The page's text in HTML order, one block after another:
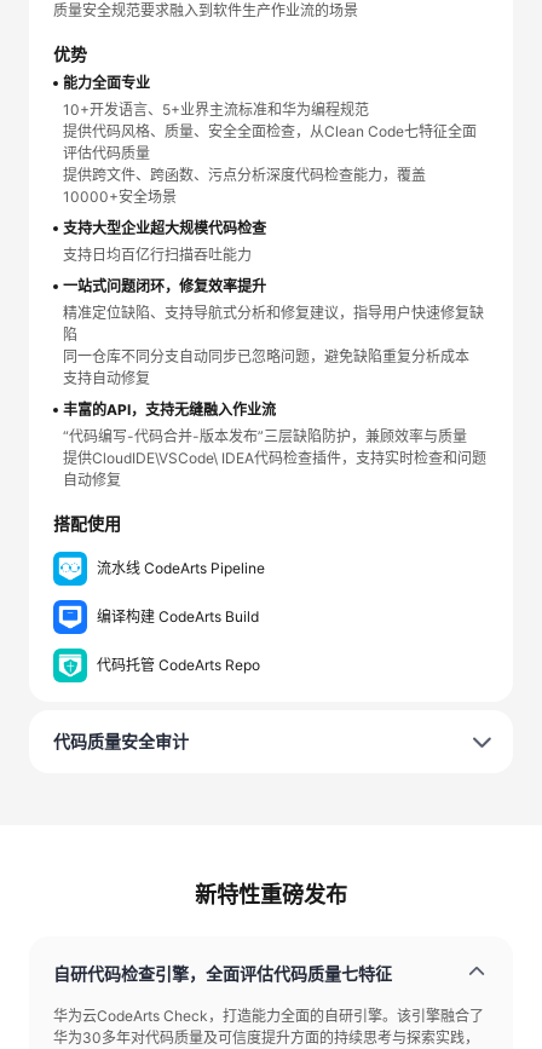
质量安全规范要求融入到软件生产作业流的场景
优势
能力全面专业
10+开发语言、5+业界主流标准和华为编程规范
提供代码风格、质量、安全全面检查，从Clean Code七特征全面
评估代码质量
提供跨文件、跨函数、污点分析深度代码检查能力，覆盖
10000+安全场景
支持大型企业超大规模代码检查
支持日均百亿行扫描吞吐能力
一站式问题闭环，修复效率提升
精准定位缺陷、支持导航式分析和修复建议，指导用户快速修复缺
陷
同一仓库不同分支自动同步已忽略问题，避免缺陷重复分析成本
支持自动修复
丰富的API，支持无缝融入作业流
“代码编写-代码合并-版本发布”三层缺陷防护，兼顾效率与质量
提供CloudIDE\VSCode\ IDEA代码检查插件，支持实时检查和问题
自动修复
搭配使用
流水线 CodeArts Pipeline
编译构建 CodeArts Build
代码托管 CodeArts Repo
代码质量安全审计
新特性重磅发布
自研代码检查引擎，全面评估代码质量七特征
华为云CodeArts Check，打造能力全面的自研引擎。该引擎融合了
华为30多年对代码质量及可信度提升方面的持续思考与探索实践，